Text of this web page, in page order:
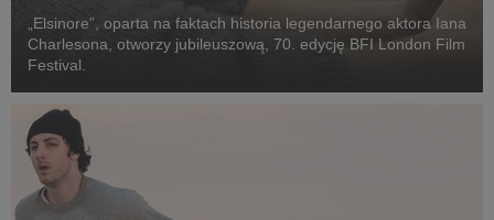
„Elsinore”, oparta na faktach historia legendarnego aktora Iana
Charlesona, otworzy jubileuszową, 70. edycję BFI London Film
Festival.